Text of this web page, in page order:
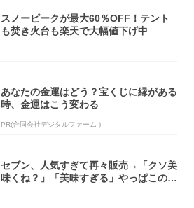
スノーピークが最大60％OFF！テント
も焚き火台も楽天で大幅値下げ中
あなたの金運はどう？宝くじに縁がある
時、金運はこう変わる
PR(合同会社デジタルファーム )
セブン、人気すぎて再々販売→「クソ美
味くね？」「美味すぎる」やっぱこのク